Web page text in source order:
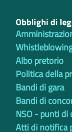
Obblighi di
Albo pretorio
Politica della
Bandi di gara
Bandi di
NSO - punti di
Atti di notifica